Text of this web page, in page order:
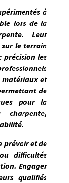
à
lors de la
Leur
sur le terrain
précision les
matériaux et
de
pour la
prévoir et de
difficultés
Engager
qualifiés